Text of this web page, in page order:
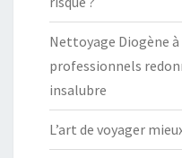
Nettoyage Diogène
professionnels
insalubre
L’art de voyager